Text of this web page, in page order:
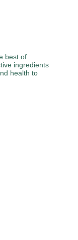
best of
ingredients
health to